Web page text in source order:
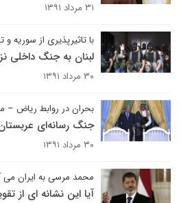
۳۱ مرداد ۱۳۹۱
با تاثیرپذیری از سوریه
لبنان به جنگ داخلی
۳۰ مرداد ۱۳۹۱
بحران در روابط ریاض –
جنگ رسانه‌ای
۳۰ مرداد ۱۳۹۱
محمد مرسی به ایران می
آیا این نشانه ای از